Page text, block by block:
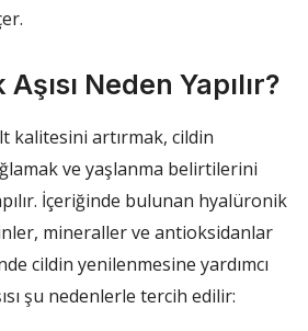
Neden Yapılır?
kalitesini artırmak, cildin
ve yaşlanma belirtilerini
İçeriğinde bulunan hyalüronik
mineraller ve antioksidanlar
cildin yenilenmesine yardımcı
şu nedenlerle tercih edilir: